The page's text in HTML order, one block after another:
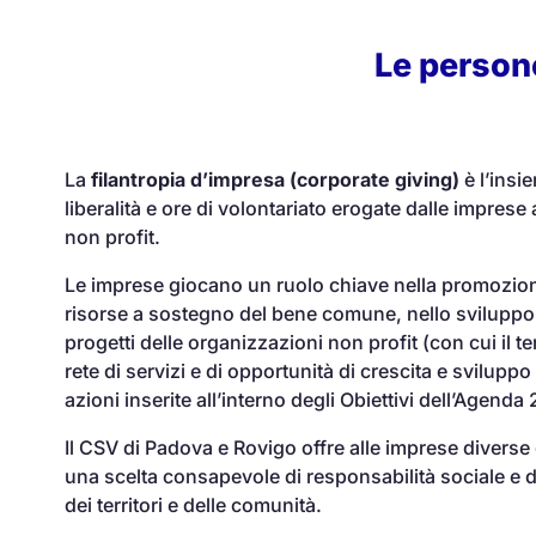
Le
La filantropia d’impresa (corporate giving) è
liberalità e ore di volontariato erogate dalle
non profit.
Le imprese giocano un ruolo chiave nella
risorse a sostegno del bene comune, nello
progetti delle organizzazioni non profit (con cui il
rete di servizi e di opportunità di crescita e
azioni inserite all’interno degli Obiettivi dell’Agenda
Il CSV di Padova e Rovigo offre alle imprese
una scelta consapevole di responsabilità sociale e
dei territori e delle comunità.